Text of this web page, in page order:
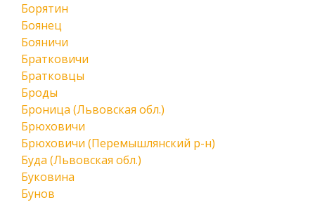
Борятин
Боянец
Бояничи
Братковичи
Братковцы
Броды
Броница (Львовская обл.)
Брюховичи
Брюховичи (Перемышлянский р-н)
Буда (Львовская обл.)
Буковина
Бунов